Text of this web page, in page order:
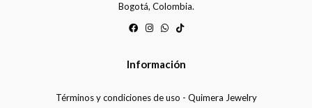
Bogotá, Colombia.
Información
Términos y condiciones de uso - Quimera Jewelry